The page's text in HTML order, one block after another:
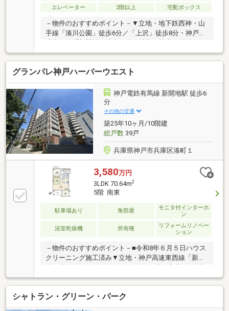
エレベーター
2階以上 宅配ボックス
－物件のおすすめポイント－▼立地・地下鉄西神・山
手線「湊川公園」徒歩6分／「上沢」徒歩8分・神戸高
速東西線「新開地」徒歩10分▼特徴・地上10階建の4
階部分・お料理に集中しやすい壁付けタイプのキッチ
ンを採用・足を伸ばしてくつろげる約5.3帖の和室が
LDに隣接・LDが南東向きバルコニーに面する間取り・
各洋室は2面採光設計・和室・各洋室に収納スペース
を確保・浴室には窓があり、こまめな自然換気が可能
▼設備・シャンプードレッサー付き洗面化粧台・宅配
ボックス■ ご希望の住まい探しをお手伝いします
━━━━━・・・物件の詳細・ご相談はお気軽にお問
い合わせください。
グランパレ神戸ハーバーウエスト
神戸電鉄有馬線 新開地駅 徒歩6
分
その他の交通
築25年10ヶ月/10階建
総戸数39戸
兵庫県神戸市兵庫区湊町１
3,580万円
3LDK 70.64m2
5階 南東
駐車場あり 角部屋
モニタ付インターホ
ン
浴室乾燥機 所有権
リフォームリノベー
ション
－物件のおすすめポイント－■令和8年６月５日ハウス
クリーニング施工済み▼立地・神戸高速東西線「新開
地」徒歩6分 他▼特徴・LDKは約15.7帖、和室約5.2帖
が隣接・お料理中も会話が弾む対面式キッチン・南東
向きバルコニー有・浴室に窓有り・分譲駐車場権利付
(車種による)▼設備・浴室乾燥機・宅配BOX▼2021年3
月室内リフォーム履歴有【交換】キッチン、UB、洗面
シャトラン・グリーン・パーク